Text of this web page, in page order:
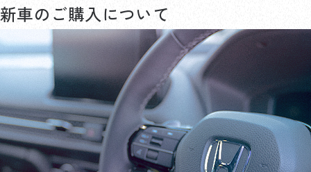
新車のご購入について